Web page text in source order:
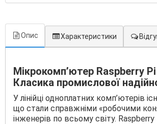
Опис Характеристики
Мікрокомп’ютер Raspberry
Класика промислової
У лінійці одноплатних комп’ютерів
що стали справжніми «робочими
інженерів по всьому світу.